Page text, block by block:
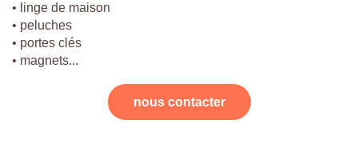
• linge de maison
• peluches
• portes clés
• magnets...
nous contacter